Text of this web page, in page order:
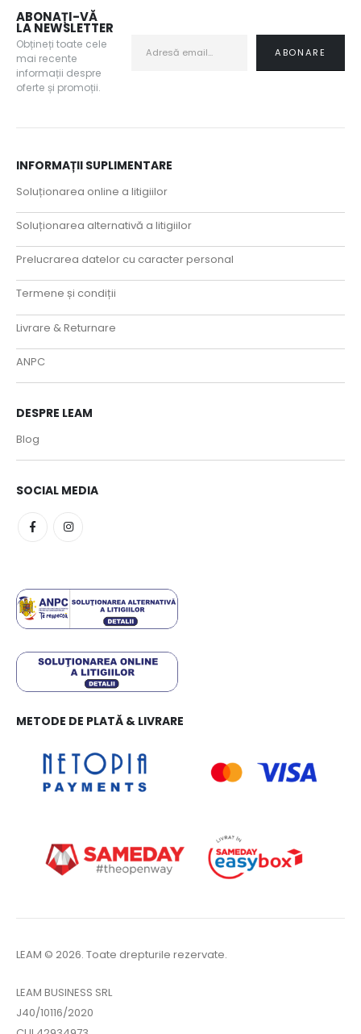
ABONAȚI-VĂ
LA NEWSLETTER
Obțineți toate cele
mai recente
informații despre
oferte și promoții.
INFORMAȚII SUPLIMENTARE
Soluționarea online a litigiilor
Soluționarea alternativă a litigiilor
Prelucrarea datelor cu caracter personal
Termene și condiții
Livrare & Returnare
ANPC
DESPRE LEAM
Blog
SOCIAL MEDIA
METODE DE PLATĂ & LIVRARE
LEAM © 2026. Toate drepturile rezervate.
LEAM BUSINESS SRL
J40/10116/2020